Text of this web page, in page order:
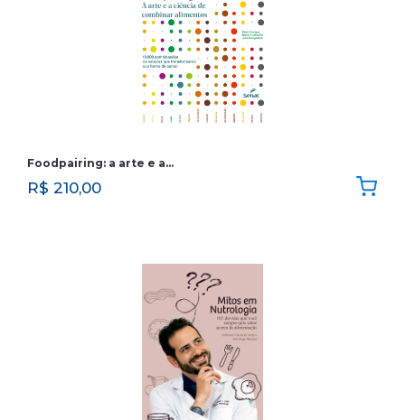
Foodpairing: a arte e a…
R$ 210,00